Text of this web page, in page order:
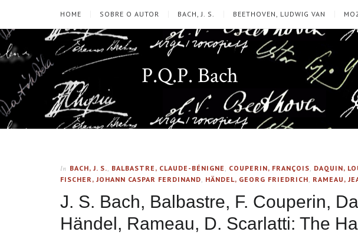
HOME SOBRE O AUTOR BACH, J. S. BEETHOVEN, LUDWIG VAN
P.Q.P. Bach
In BACH, J. S., BALBASTRE, CLAUDE-BÉNIGNE , COUPERIN, FRANÇOIS, DAQUIN,
FISCHER, JOHANN CASPAR FERDINAND, HÄNDEL, GEORG FRIEDRICH, RAMEAU,
J. S. Bach, Balbastre, F. Couperin,
Händel, Rameau, D. Scarlatti: The